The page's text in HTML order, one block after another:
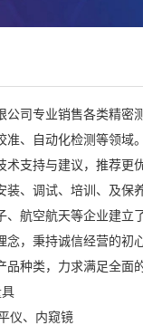
公司专业销售各类精密
准、自动化检测等领域
术支持与建议，推荐更
装、调试、培训、及保
、航空航天等企业建立
念，秉持诚信经营的初
种类，力求满足全面
仪、内窥镜